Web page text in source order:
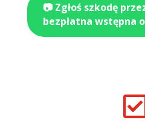
📷 Zgłoś szkodę
bezpłatna wstępna
